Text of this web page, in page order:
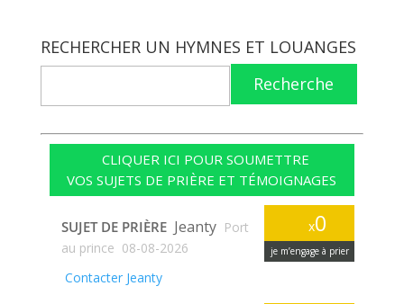
RECHERCHER UN HYMNES ET LOUANGES
Recherche
CLIQUER ICI POUR SOUMETTRE
VOS SUJETS DE PRIÈRE ET TÉMOIGNAGES
x0
je m’engage à prier
SUJET DE PRIÈRE Jeanty Port
au prince 08-08-2026
Contacter Jeanty